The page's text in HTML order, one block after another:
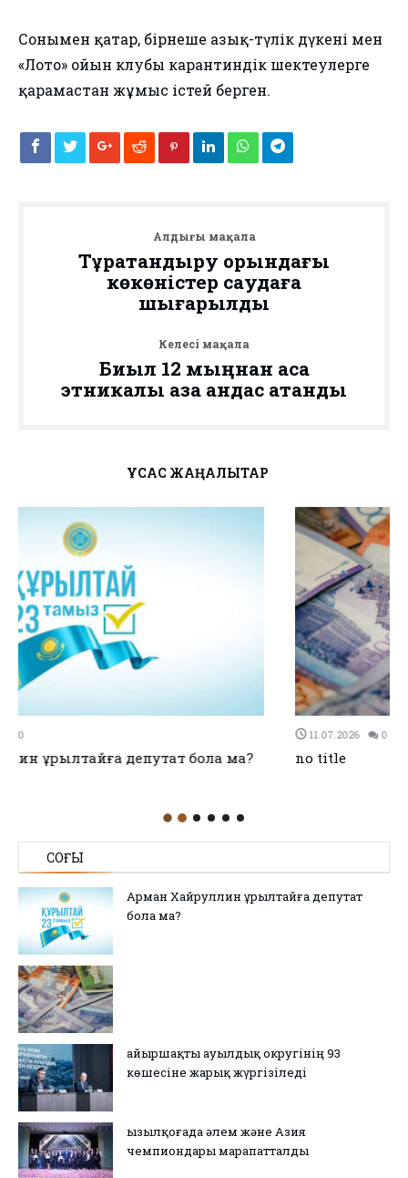
Сонымен қатар, бірнеше азық-түлік дүкені мен
«Лото» ойын клубы карантиндік шектеулерге
қарамастан жұмыс істей берген.
Алдыңғы мақала
Тұрақтандыру қорындағы
көкөністер саудаға
шығарылды
Келесі мақала
Биыл 12 мыңнан аса
этникалық қазақ қандас атанды
ҰҚСАС ЖАҢАЛЫҚТАР
no title
СОҢҒЫ
Арман Хайруллин Құрылтайға депутат
бола ма?
Қайыршақты ауылдық округінің 93
көшесіне жарық жүргізіледі
Қызылқоғада әлем және Азия
чемпиондары марапатталды